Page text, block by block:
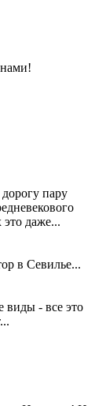
дорогу пару
это даже...
в Севилье...
виды - все это